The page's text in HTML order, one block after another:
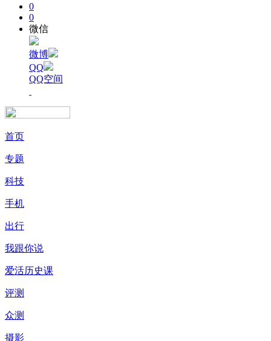
0
0
微信
微博
QQ
QQ空间
首页
专题
科技
手机
出行
我跟你说
爱活历史课
评测
众测
摄影